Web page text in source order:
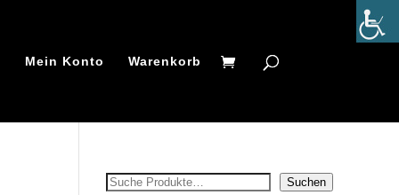
Mein Konto Warenkorb
Suchen Suchen